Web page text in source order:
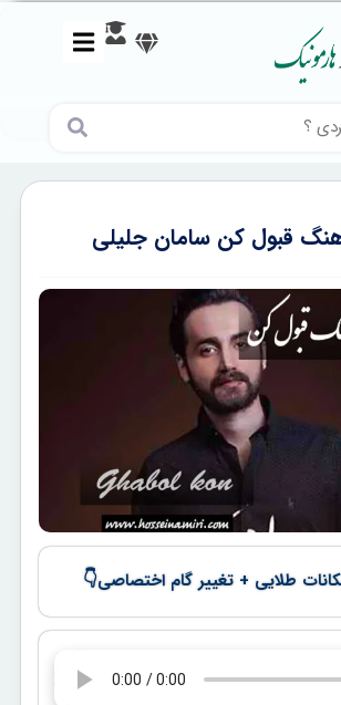
قبول کن سامان جلیلی
طلایی + تغییر گام اختصاصی👇